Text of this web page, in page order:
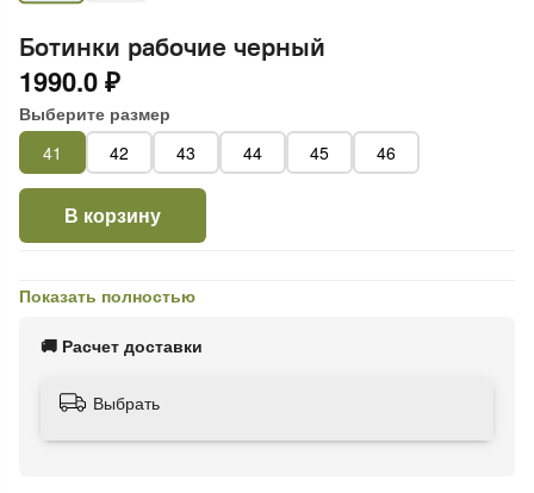
Ботинки рабочие черный
1990.0 ₽
Выберите размер
41
42 43 44 45 46
В корзину
Показать полностью
🚚 Расчет доставки
Выбрать